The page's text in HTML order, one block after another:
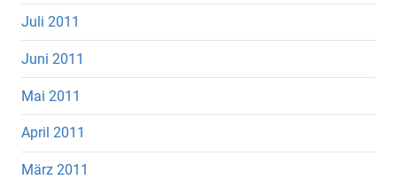
Juli 2011
Juni 2011
Mai 2011
April 2011
März 2011